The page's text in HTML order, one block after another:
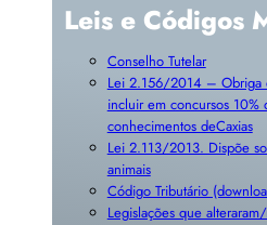
Leis e Códigos
Conselho Tutelar
Lei 2.156/2014 – Obriga
incluir em concursos 10%
conhecimentos deCaxias
Lei 2.113/2013. Dispõe
animais
Código Tributário
Legislações que